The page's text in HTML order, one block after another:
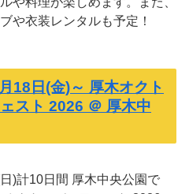
や衣装レンタルも予定！
18日(金)～ 厚木オクト
スト 2026 ＠ 厚木中
)計10日間 厚木中央公園で